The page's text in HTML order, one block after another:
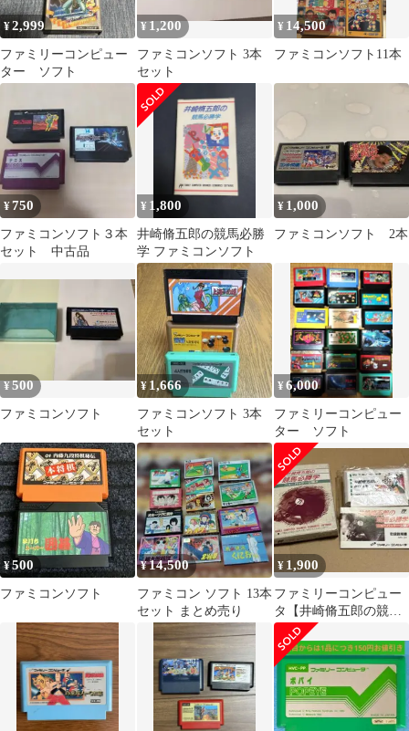
¥2,999
ファミリーコンピュー
ター ソフト
¥1,200
ファミコンソフト 3本
セット
¥ 14,500
ファミコンソフト11本
¥750
ファミコンソフト３本
セット 中古品
¥ 1,800
井崎脩五郎の競馬必勝
学 ファミコンソフト
¥ 1,000
ファミコンソフト 2本
¥500
ファミコンソフト
¥ 1,666
ファミコンソフト 3本
セット
¥6,000
ファミリーコンピュー
ター ソフト
¥500
ファミコンソフト
¥14,500
ファミコン ソフト 13本
セット まとめ売り
¥ 1,900
ファミリーコンピュー
タ【井崎脩五郎の競馬
必勝学】ニューパッケ
ージ版‼︎ レトロ